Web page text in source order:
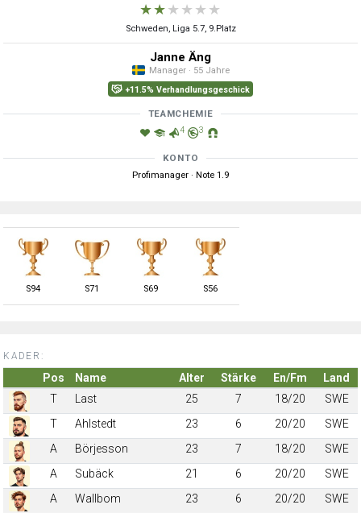
★★★ ★ ★ ★
Schweden, Liga 5.7, 9.Platz
Janne Äng
Manager · 55 Jahre
+11.5% Verhandlungsgeschick
TEAMCHEMIE
4 3
KONTO
Profimanager · Note 1.9
S94 S71 S69 S56
KADER:
Pos Name Alter Stärke En/Fm
Land
T
Last 25 7 18/20
SWE
T
Ahlstedt 23 6 20/20
SWE
A
Börjesson 23 7 18/20
SWE
A
Subäck 21 6 20/20
SWE
A
Wallbom 23 6 20/20
SWE